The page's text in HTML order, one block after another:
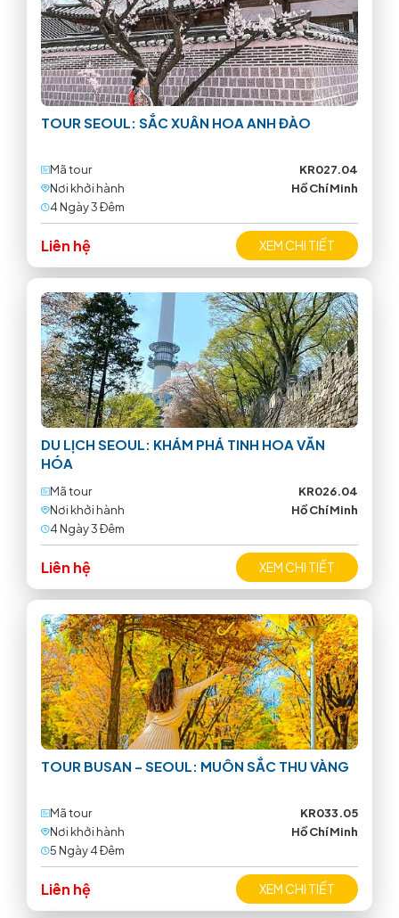
TOUR SEOUL: SẮC XUÂN HOA ANH ĐÀO
Mã tour
KR027.04
Nơi khởi hành
Hồ Chí Minh
4 Ngày 3 Ðêm
Liên hệ XEM CHI TIẾT
DU LỊCH SEOUL: KHÁM PHÁ TINH HOA VĂN
HÓA
Mã tour
KR026.04
Nơi khởi hành
Hồ Chí Minh
4 Ngày 3 Ðêm
Liên hệ XEM CHI TIẾT
TOUR BUSAN – SEOUL: MUÔN SẮC THU VÀNG
Mã tour
KR033.05
Nơi khởi hành
Hồ Chí Minh
5 Ngày 4 Ðêm
Liên hệ XEM CHI TIẾT